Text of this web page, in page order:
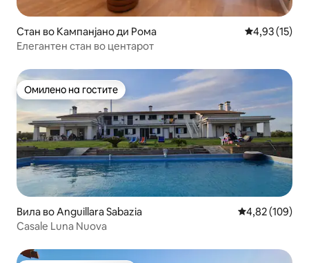
Стан во Кампанјано ди Рома Просечна
4,93 (15)
Елегантен стан во центарот
Омилено на гостите
Омилено на гостите
Вила во Anguillara Sabazia Просечна
4,82 (109)
Casale Luna Nuova